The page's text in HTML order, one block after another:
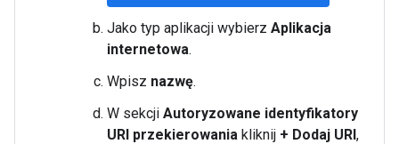
Jako typ aplikacji wybierz Aplikacja
internetowa.
Wpisz nazwę.
W sekcji Autoryzowane identyfikatory
URI przekierowania kliknij + Dodaj URI,